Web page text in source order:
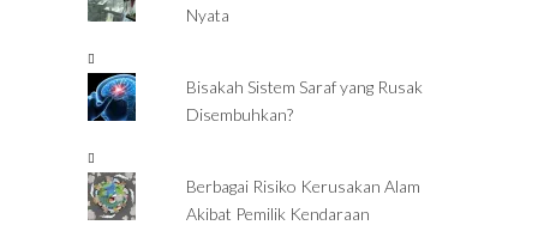
Nyata
Bisakah Sistem Saraf yang Rusak
Disembuhkan?
Berbagai Risiko Kerusakan Alam
Akibat Pemilik Kendaraan